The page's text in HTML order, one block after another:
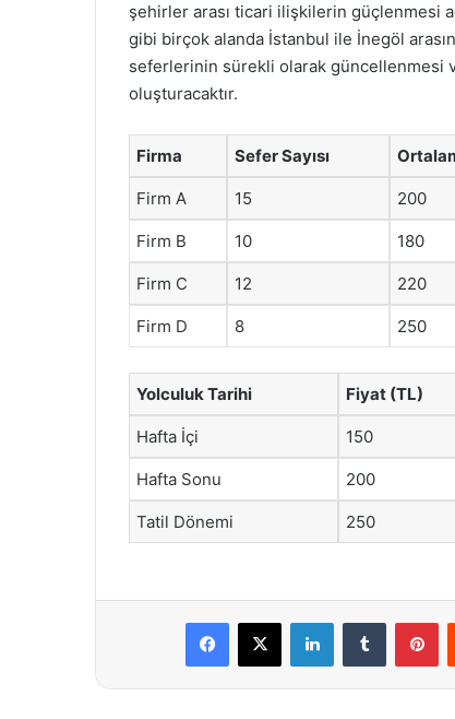
şehirler arası ticari ilişkilerin güçlenmesi
gibi birçok alanda İstanbul ile İnegöl
seferlerinin sürekli olarak
oluşturacaktır.
Firma Sefer Sayısı
Firm A 15 200
Firm B 10 180
Firm C 12 220
Firm D 8 250
Yolculuk Tarihi Fiyat (TL)
Hafta İçi 150
Hafta Sonu 200
Tatil Dönemi 250
Facebook
X LinkedInTumblr